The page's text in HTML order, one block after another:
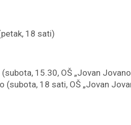
18 sati)
15.30, OŠ „Jovan
(subota, 18 sati, OŠ „Jovan